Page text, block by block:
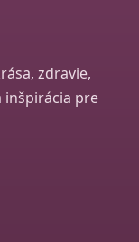
zdravie,
inšpirácia pre